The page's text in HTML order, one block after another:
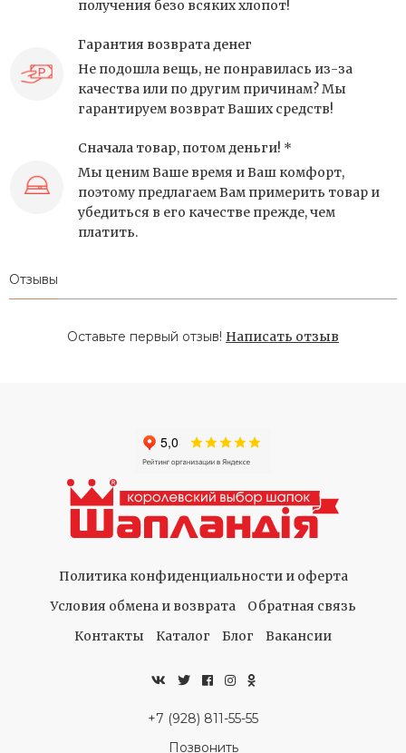
получения безо всяких хлопот!
Гарантия возврата денег
Не подошла вещь, не понравилась из-за
качества или по другим причинам? Мы
гарантируем возврат Ваших средств!
Сначала товар, потом деньги! *
Мы ценим Ваше время и Ваш комфорт,
поэтому предлагаем Вам примерить товар и
убедиться в его качестве прежде, чем
платить.
Отзывы
Оставьте первый отзыв! Написать отзыв
Политика конфиденциальности и оферта
Условия обмена и возврата
Обратная связь
Контакты
Каталог Блог Вакансии
+7 (928) 811-55-55
Позвонить